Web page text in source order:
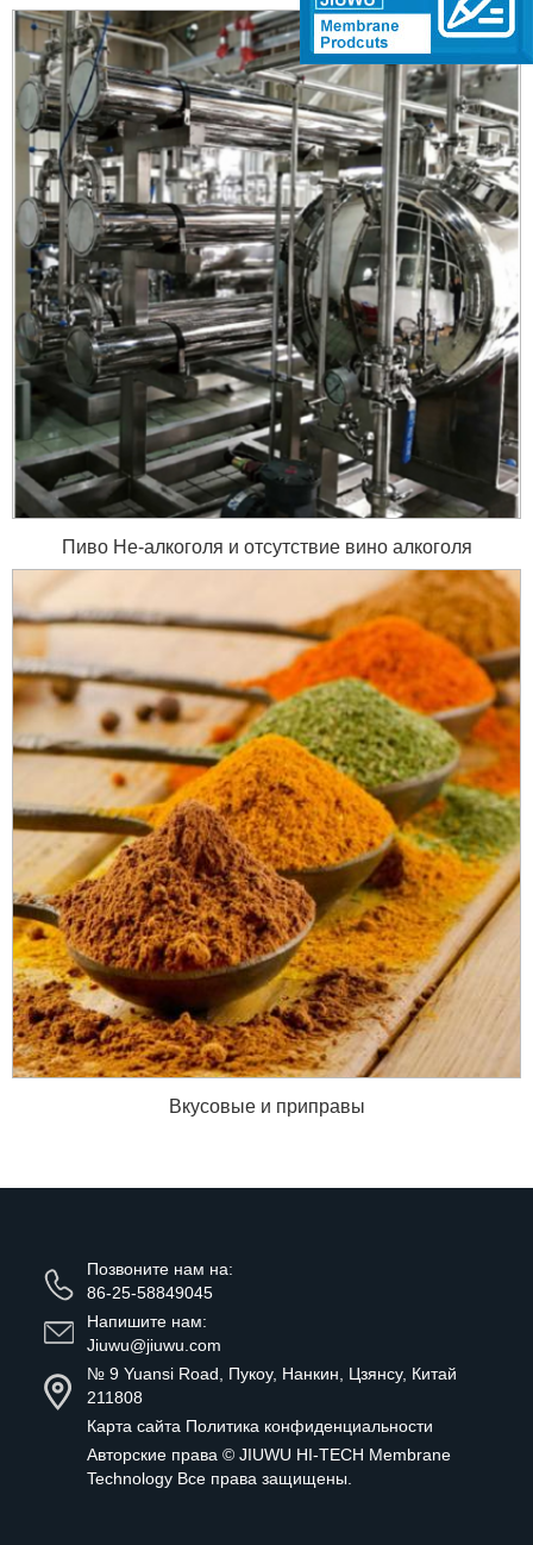
Пиво Не-алкоголя и отсутствие вино алкоголя
Вкусовые и приправы
Позвоните нам на:
86-25-58849045
Напишите нам:
Jiuwu@jiuwu.com
№ 9 Yuansi Road, Пукоу, Нанкин, Цзянсу, Китай
211808
Карта сайта Политика конфиденциальности
Авторские права © JIUWU HI-TECH Membrane
Technology Все права защищены.